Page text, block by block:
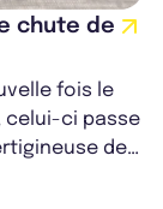
chute de
fois le
celui-ci passe
de